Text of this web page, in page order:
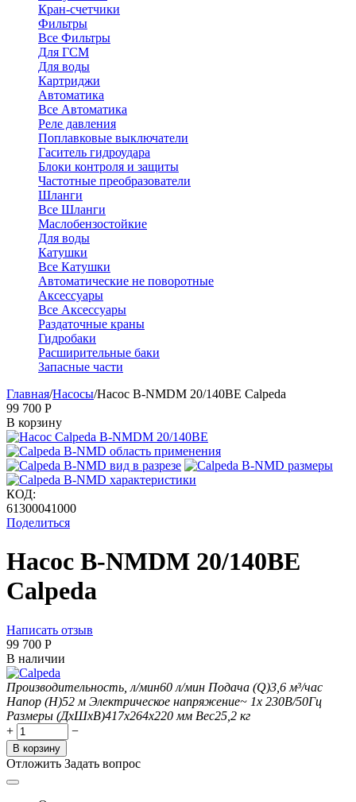
Кран-счетчики
Фильтры
Все Фильтры
Для ГСМ
Для воды
Картриджи
Автоматика
Все Автоматика
Реле давления
Поплавковые выключатели
Гаситель гидроудара
Блоки контроля и защиты
Частотные преобразователи
Шланги
Все Шланги
Маслобензостойкие
Для воды
Катушки
Все Катушки
Автоматические не поворотные
Аксессуары
Все Аксессуары
Раздаточные краны
Гидробаки
Расширительные баки
Запасные части
Главная/Насосы/Насос B-NMDM 20/140BE Calpeda
99 700 Р
В корзину
КОД:
61300041000
Поделиться
Насос B-NMDM 20/140BE
Calpeda
Написать отзыв
99 700 Р
В наличии
Производительность, л/мин60 л/мин Подача (Q)3,6 м³/час
Напор (H)52 м Электрическое напряжение~ 1x 230В/50Гц
Размеры (ДхШxВ)417х264х220 мм Вес25,2 кг
+
−
В корзину
Отложить Задать вопрос